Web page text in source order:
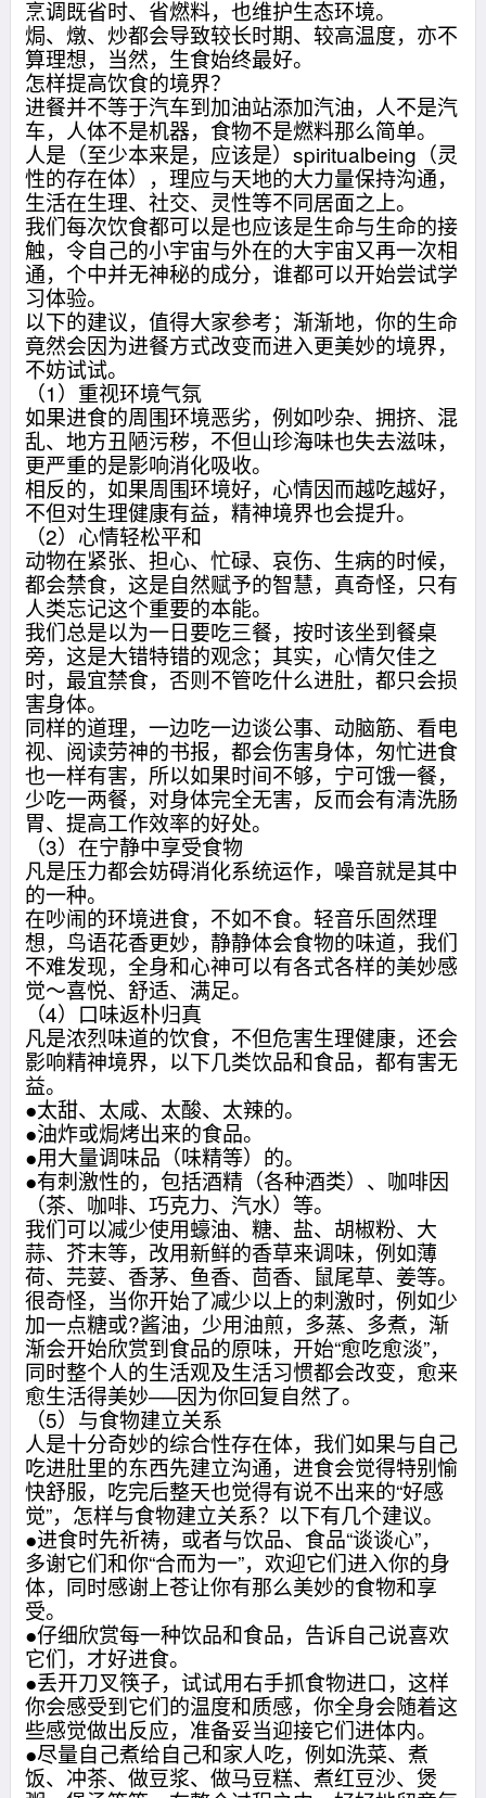
烹调既省时、省燃料，也维护生态环境。
焗、燉、炒都会导致较长时期、较高温度，亦不
算理想，当然，生食始终最好。
怎样提高饮食的境界？
进餐并不等于汽车到加油站添加汽油，人不是汽
车，人体不是机器，食物不是燃料那么简单。
人是（至少本来是，应该是）spiritualbeing（灵
性的存在体），理应与天地的大力量保持沟通，
生活在生理、社交、灵性等不同居面之上。
我们每次饮食都可以是也应该是生命与生命的接
触，令自己的小宇宙与外在的大宇宙又再一次相
通，个中并无神秘的成分，谁都可以开始尝试学
习体验。
以下的建议，值得大家参考；渐渐地，你的生命
竟然会因为进餐方式改变而进入更美妙的境界，
不妨试试。
（1）重视环境气氛
如果进食的周围环境恶劣，例如吵杂、拥挤、混
乱、地方丑陋污秽，不但山珍海味也失去滋味，
更严重的是影响消化吸收。
相反的，如果周围环境好，心情因而越吃越好，
不但对生理健康有益，精神境界也会提升。
（2）心情轻松平和
动物在紧张、担心、忙碌、哀伤、生病的时候，
都会禁食，这是自然赋予的智慧，真奇怪，只有
人类忘记这个重要的本能。
我们总是以为一日要吃三餐，按时该坐到餐桌
旁，这是大错特错的观念；其实，心情欠佳之
时，最宜禁食，否则不管吃什么进肚，都只会损
害身体。
同样的道理，一边吃一边谈公事、动脑筋、看电
视、阅读劳神的书报，都会伤害身体，匆忙进食
也一样有害，所以如果时间不够，宁可饿一餐，
少吃一两餐，对身体完全无害，反而会有清洗肠
胃、提高工作效率的好处。
（3）在宁静中享受食物
凡是压力都会妨碍消化系统运作，噪音就是其中
的一种。
在吵闹的环境进食，不如不食。轻音乐固然理
想，鸟语花香更妙，静静体会食物的味道，我们
不难发现，全身和心神可以有各式各样的美妙感
觉～喜悦、舒适、满足。
（4）口味返朴归真
凡是浓烈味道的饮食，不但危害生理健康，还会
影响精神境界，以下几类饮品和食品，都有害无
益。
●太甜、太咸、太酸、太辣的。
●油炸或焗烤出来的食品。
●用大量调味品（味精等）的。
●有刺激性的，包括酒精（各种酒类）、咖啡因
（茶、咖啡、巧克力、汽水）等。
我们可以减少使用蠔油、糖、盐、胡椒粉、大
蒜、芥末等，改用新鲜的香草来调味，例如薄
荷、芫荽、香茅、鱼香、茴香、鼠尾草、姜等。
很奇怪，当你开始了减少以上的刺激时，例如少
加一点糖或?酱油，少用油煎，多蒸、多煮，渐
渐会开始欣赏到食品的原味，开始“愈吃愈淡”，
同时整个人的生活观及生活习惯都会改变，愈来
愈生活得美妙──因为你回复自然了。
（5）与食物建立关系
人是十分奇妙的综合性存在体，我们如果与自己
吃进肚里的东西先建立沟通，进食会觉得特别愉
快舒服，吃完后整天也觉得有说不出来的“好感
觉”，怎样与食物建立关系？以下有几个建议。
●进食时先祈祷，或者与饮品、食品“谈谈心”，
多谢它们和你“合而为一”，欢迎它们进入你的身
体，同时感谢上苍让你有那么美妙的食物和享
受。
●仔细欣赏每一种饮品和食品，告诉自己说喜欢
它们，才好进食。
●丢开刀叉筷子，试试用右手抓食物进口，这样
你会感受到它们的温度和质感，你全身会随着这
些感觉做出反应，准备妥当迎接它们进体内。
●尽量自己煮给自己和家人吃，例如洗菜、煮
饭、冲茶、做豆浆、做马豆糕、煮红豆沙、煲